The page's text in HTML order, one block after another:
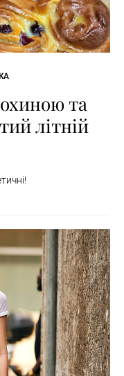
та
літній